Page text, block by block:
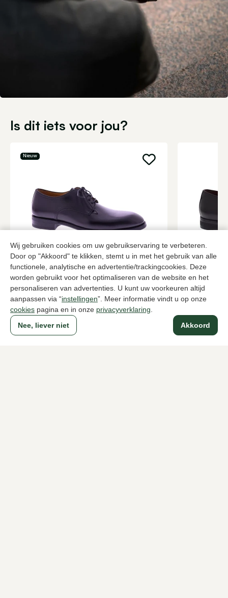
Wij gebruiken cookies om uw gebruikservaring te verbeteren.
Door op "Akkoord" te klikken, stemt u in met het gebruik van alle
functionele, analytische en advertentie/trackingcookies. Deze
worden gebruikt voor het optimaliseren van de website en het
personaliseren van advertenties. U kunt uw voorkeuren altijd
aanpassen via “instellingen”. Meer informatie vindt u op onze
cookies pagina en in onze privacyverklaring
Akkoord
Nee, liever niet
Is dit iets voor jou?
Nieuw
Magnanni
Zwarte veterschoenen heren
339,95
Greve
Zwarte
279,95